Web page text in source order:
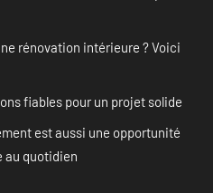
rénovation intérieure ? Voici
fiables pour un projet solide
est aussi une opportunité
au quotidien